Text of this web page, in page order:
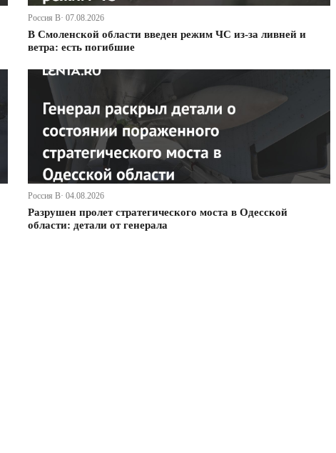
Россия В· 07.08.2026
В Смоленской области введен режим ЧС из-за ливней и
ветра: есть погибшие
Россия В· 04.08.2026
Разрушен пролет стратегического моста в Одесской
области: детали от генерала